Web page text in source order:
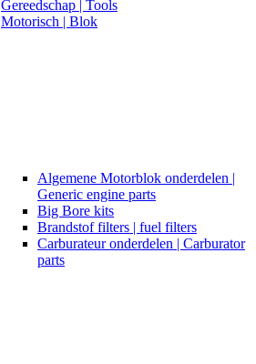
Gereedschap | Tools
Motorisch | Blok
Algemene Motorblok onderdelen |
Generic engine parts
Big Bore kits
Brandstof filters | fuel filters
Carburateur onderdelen | Carburator
parts